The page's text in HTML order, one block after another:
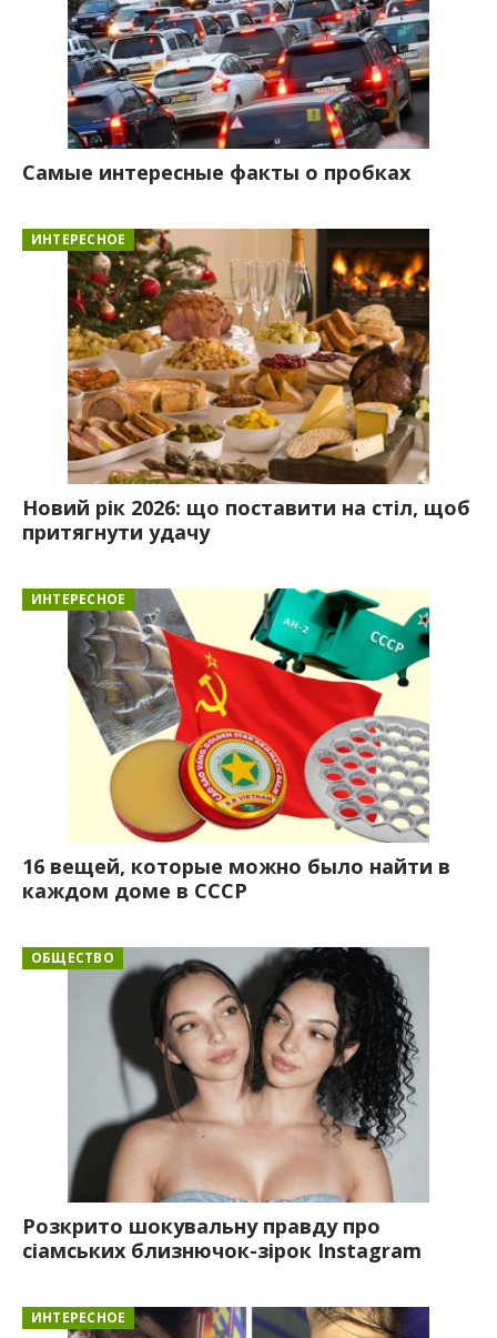
Самые интересные факты о пробках
ИНТЕРЕСНОЕ
Новий рік 2026: що поставити на стіл, щоб
притягнути удачу
ИНТЕРЕСНОЕ
16 вещей, которые можно было найти в
каждом доме в СССР
ОБЩЕСТВО
Розкрито шокувальну правду про
сіамських близнючок-зірок Instagram
ИНТЕРЕСНОЕ